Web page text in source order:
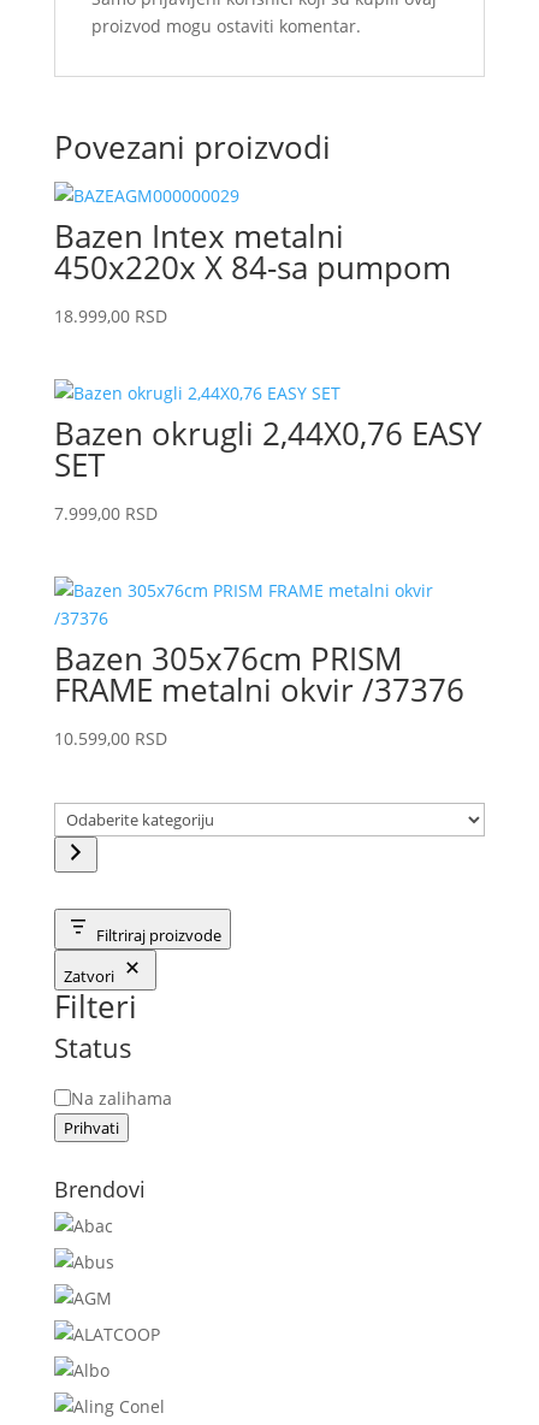
proizvod mogu ostaviti komentar.
Povezani proizvodi
Bazen Intex metalni
450x220x X 84-sa pumpom
18.999,00 RSD
Bazen okrugli 2,44X0,76 EASY
SET
7.999,00 RSD
Bazen 305x76cm PRISM
FRAME metalni okvir /37376
10.599,00 RSD
Odaberite
kategoriju
Filtriraj proizvode
Zatvori
Filteri
Status
Status
Na zalihama
Prihvati
Brendovi